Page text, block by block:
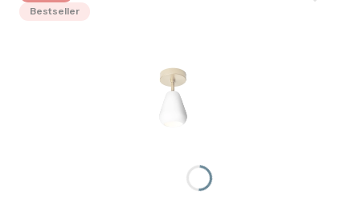
Bestseller